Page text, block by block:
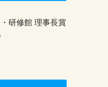
研修館 理事長賞